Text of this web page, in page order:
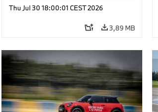
Thu Jul 30 18:00:01 CEST 2026
3,89 MB